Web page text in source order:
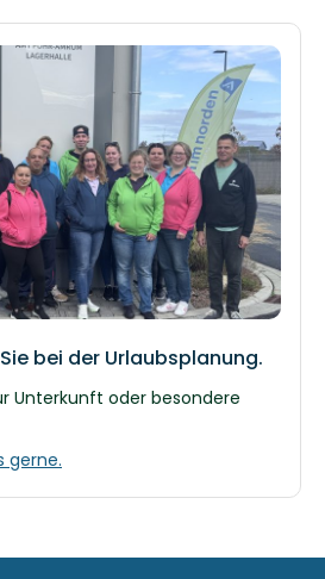
bei der Urlaubsplanung.
Unterkunft oder besondere
gerne.